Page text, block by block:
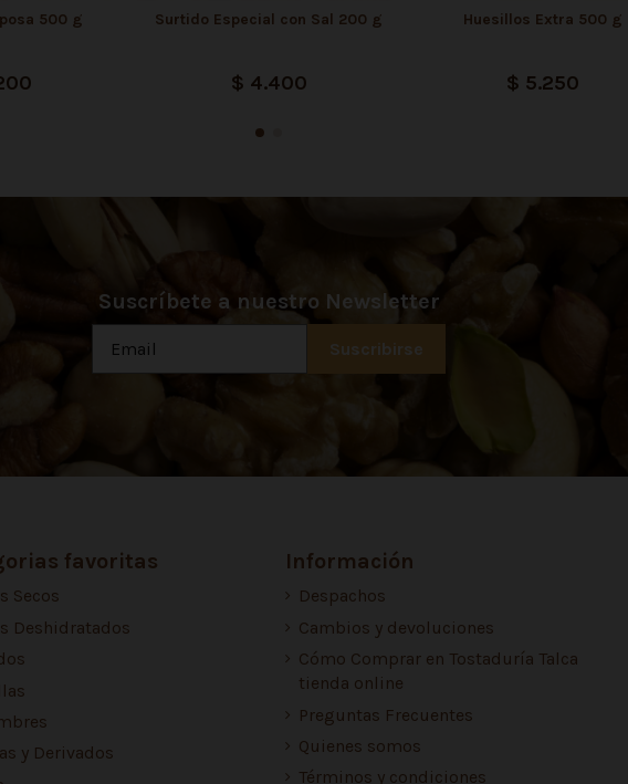
500 g Surtido Especial con Sal 200 g
$ 4.400
Huesillos Extra 500 g
$ 5.250
Suscríbete a nuestro Newsletter
favoritas
Secos
Deshidratados
y Derivados
Información
Despachos
Cambios y devoluciones
Cómo Comprar en Tostaduría Talca
tienda online
Preguntas Frecuentes
Quienes somos
Términos y condiciones